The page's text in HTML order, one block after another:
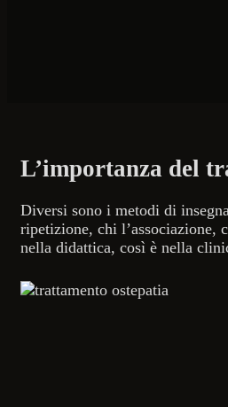
L’importanza del
Diversi sono i metodi di
ripetizione, chi l’associazione,
nella didattica, così è nella